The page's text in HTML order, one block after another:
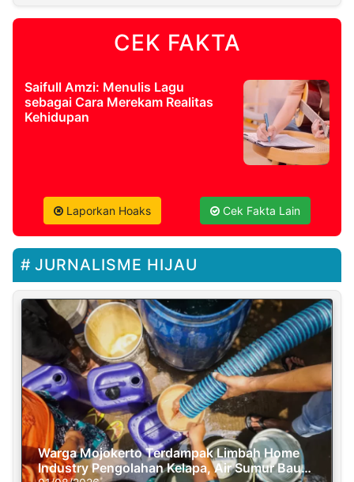
CEK FAKTA
Saifull Amzi: Menulis Lagu
sebagai Cara Merekam Realitas
Kehidupan
Laporkan Hoaks Cek Fakta Lain
JURNALISME HIJAU
Warga Mojokerto Terdampak Limbah Home
Industry Pengolahan Kelapa, Air Sumur Bau